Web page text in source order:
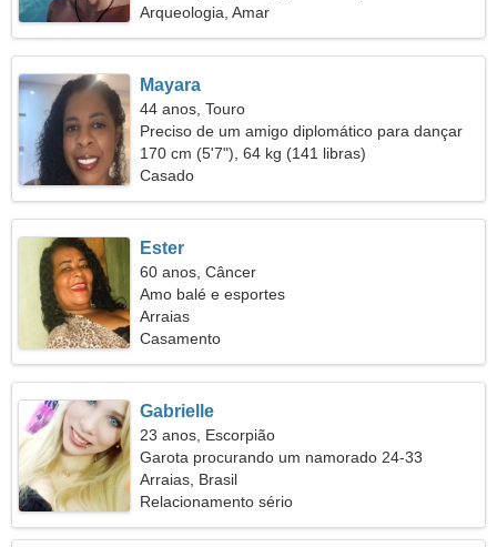
Arqueologia, Amar
Mayara
44 anos, Touro
Preciso de um amigo diplomático para dançar
juntos
170 cm (5'7"), 64 kg (141 libras)
Casado
Ester
60 anos, Câncer
Amo balé e esportes
Arraias
Casamento
Gabrielle
23 anos, Escorpião
Garota procurando um namorado 24-33
Arraias, Brasil
Relacionamento sério